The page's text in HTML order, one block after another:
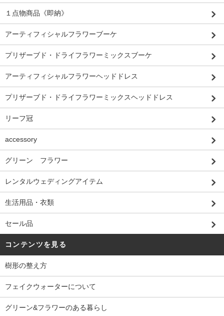
１点物商品《即納》
アーティフィシャルフラワーブーケ
プリザーブド・ドライフラワーミックスブーケ
アーティフィシャルフラワーヘッドドレス
プリザーブド・ドライフラワーミックスヘッドドレス
リーフ冠
accessory
グリーン フラワー
レンタルウェディングアイテム
生活用品・衣類
セール品
コンテンツを見る
樹形の整え方
フェイクウォーターについて
グリーン&フラワーのある暮らし